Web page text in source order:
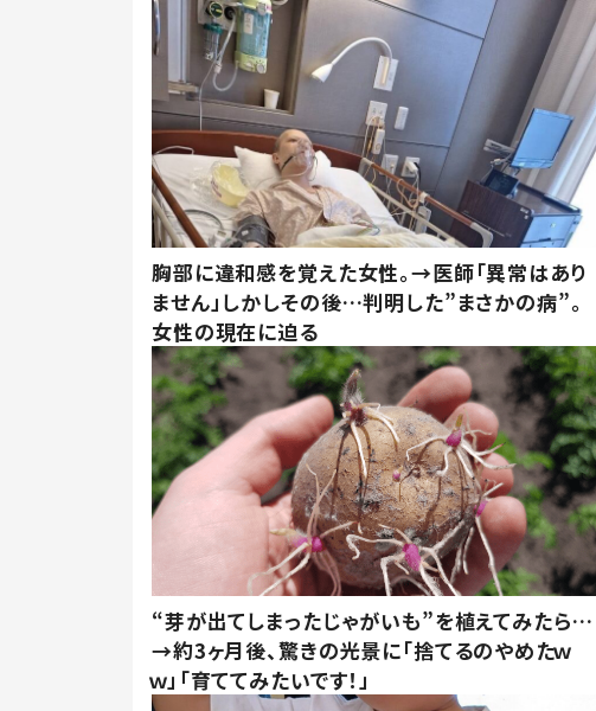
胸部に違和感を覚えた女性。→医師「異常はあり
ません」しかしその後…判明した”まさかの病”。
女性の現在に迫る
“芽が出てしまったじゃがいも”を植えてみたら…
→約3ヶ月後、驚きの光景に「捨てるのやめたｗ
ｗ」「育ててみたいです！」